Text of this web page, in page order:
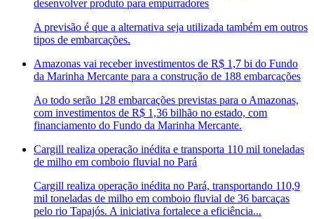
desenvolver produto para empurradores
A previsão é que a alternativa seja utilizada também em outros
tipos de embarcações.
Amazonas vai receber investimentos de R$ 1,7 bi do Fundo
da Marinha Mercante para a construção de 188 embarcações
Ao todo serão 128 embarcações previstas para o Amazonas,
com investimentos de R$ 1,36 bilhão no estado, com
financiamento do Fundo da Marinha Mercante.
Cargill realiza operação inédita e transporta 110 mil toneladas
de milho em comboio fluvial no Pará
Cargill realiza operação inédita no Pará, transportando 110,9
mil toneladas de milho em comboio fluvial de 36 barcaças
pelo rio Tapajós. A iniciativa fortalece a eficiência...